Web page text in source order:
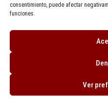
consentimiento, puede afectar
funciones.
Ver